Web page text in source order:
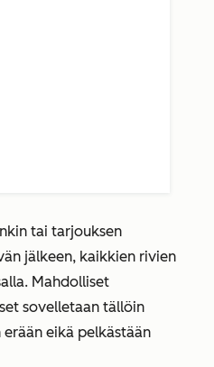
tai tarjouksen
jälkeen, kaikkien rivien
Mahdolliset
sovelletaan tällöin
eikä pelkästään